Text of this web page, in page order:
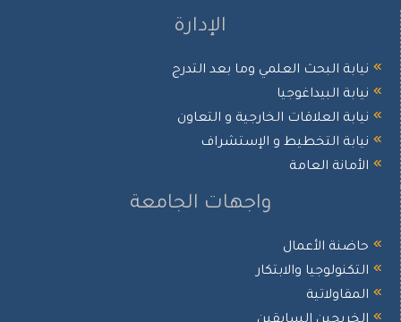
الإدارة
البحث العلمي وما بعد التدرج
البيداغوجيا
العلاقات الخارجية و التعاون
التخطيط و الإستشراف
العامة
واجهات الجامعة
الأعمال
والابتكار